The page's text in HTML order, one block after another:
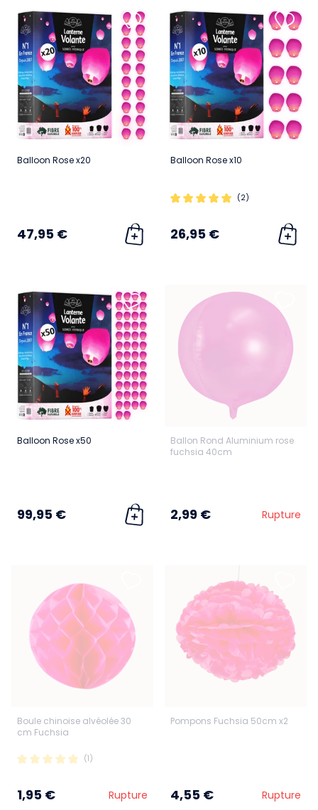
Balloon Rose x20
47,95 €
Balloon Rose x10
(2)
26,95 €
Balloon Rose x50
99,95 €
Ballon Rond Aluminium rose
fuchsia 40cm
2,99 € Rupture
Boule chinoise alvéolée 30
cm Fuchsia
(1)
1,95 € Rupture
Pompons Fuchsia 50cm x2
4,55 € Rupture